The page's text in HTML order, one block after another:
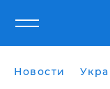
Новости